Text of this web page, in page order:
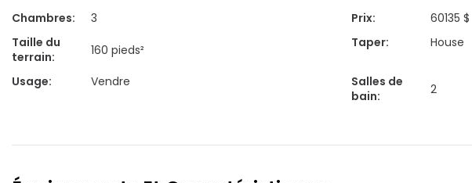
Chambres: 3 Prix:
60135 $
Taille du
terrain: 160 pieds² Taper: House
Usage: Vendre
Salles de
bain: 2